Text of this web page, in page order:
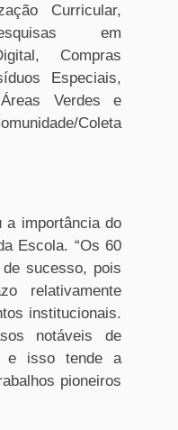
Curricular,
em
Compras
Especiais,
Verdes e
Coleta
a importância do
Escola. “Os 60
sucesso, pois
relativamente
institucionais.
notáveis de
e isso tende a
pioneiros